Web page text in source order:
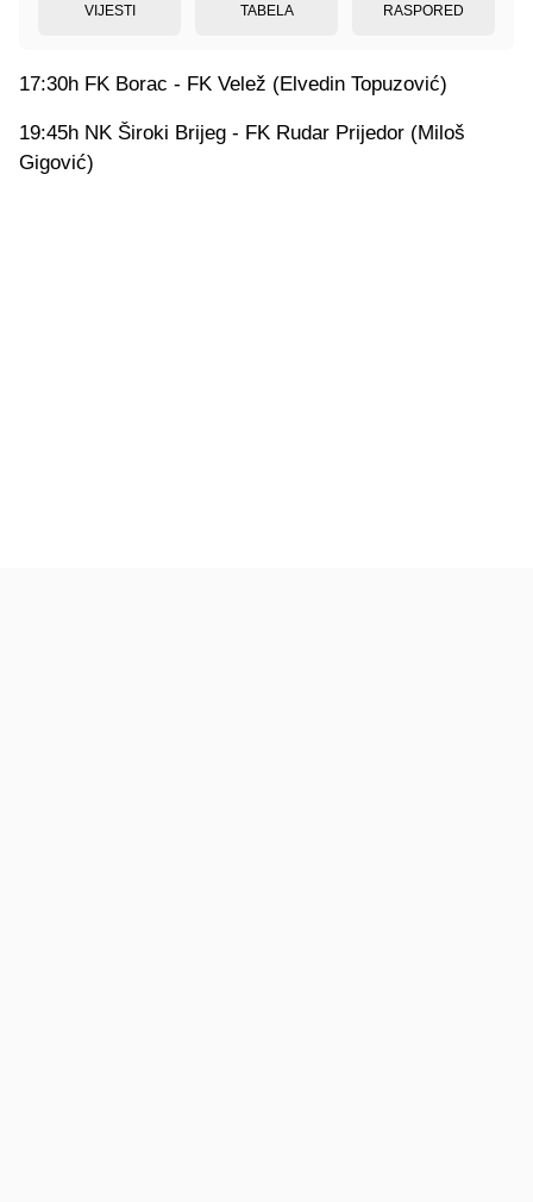
VIJESTI TABELA RASPORED
17:30h FK Borac - FK Velež (Elvedin Topuzović)
19:45h NK Široki Brijeg - FK Rudar Prijedor (Miloš
Gigović)